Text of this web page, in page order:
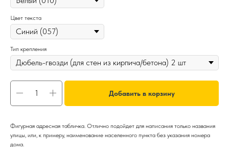
Цвет текста
Тип крепления
Добавить в корзину
Фигурная адресная табличка. Отлично подойдет для написания только названия
улицы, или, к примеру, наименование населенного пункта без указания номера
дома.